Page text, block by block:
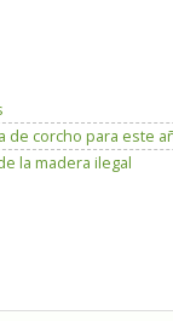
de corcho para este
la madera ilegal